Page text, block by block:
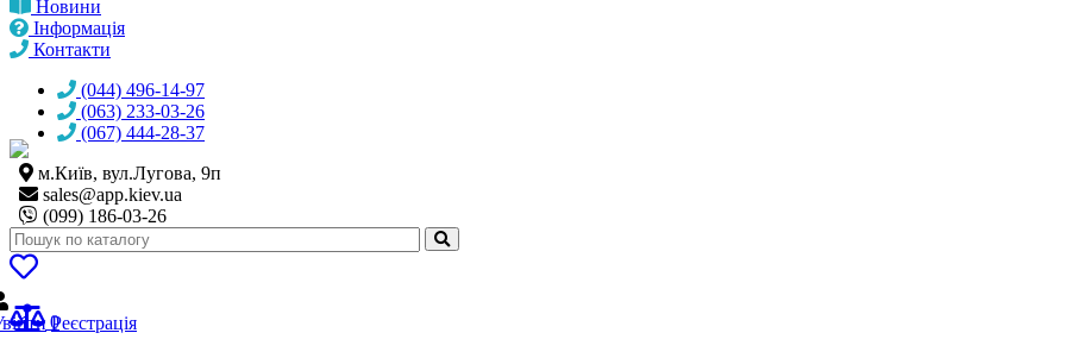
Новини
Інформація
Контакти
(044) 496-14-97
(063) 233-03-26
(067) 444-28-37
м.Київ, вул.Лугова, 9п
sales@app.kiev.ua
(099) 186-03-26
0
Реєстрація